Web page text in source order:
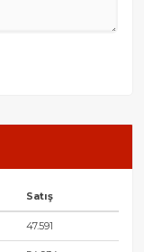
Satış
47.591